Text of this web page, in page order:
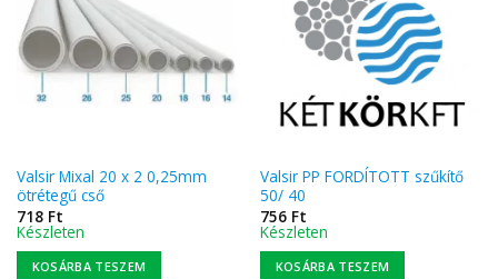
Valsir Mixal 20 x 2 0,25mm
ötrétegű cső
718 Ft
Készleten
KOSÁRBA TESZEM
Valsir PP FORDÍTOTT szűkítő
50/ 40
756 Ft
Készleten
KOSÁRBA TESZEM